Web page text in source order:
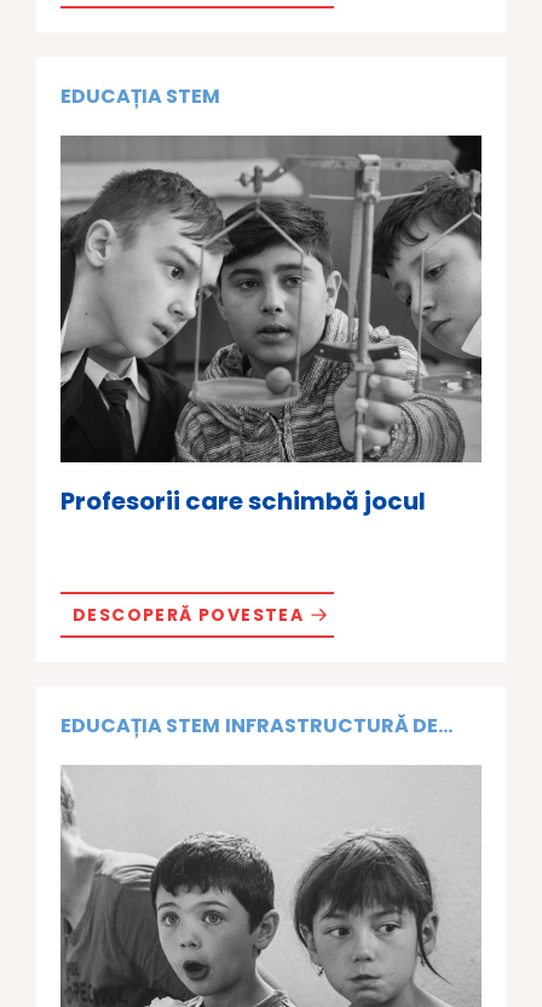
EDUCAȚIA STEM
Profesorii care schimbă jocul
DESCOPERĂ POVESTEA
EDUCAȚIA STEM INFRASTRUCTURĂ DE...